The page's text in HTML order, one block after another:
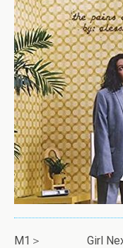
M1＞ Girl Next